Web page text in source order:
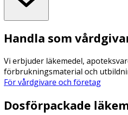
Handla som
Vi erbjuder läkemedel,
förbrukningsmaterial och
För vårdgivare och företag
Dosförpackade